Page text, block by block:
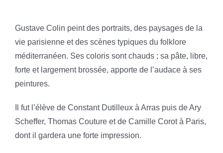
Gustave Colin peint des portraits, des paysages de la
vie parisienne et des scènes typiques du folklore
méditerranéen. Ses coloris sont chauds ; sa pâte, libre,
forte et largement brossée, apporte de l’audace à ses
peintures.
Il fut l’élève de Constant Dutilleux à Arras puis de Ary
Scheffer, Thomas Couture et de Camille Corot à Paris,
dont il gardera une forte impression.